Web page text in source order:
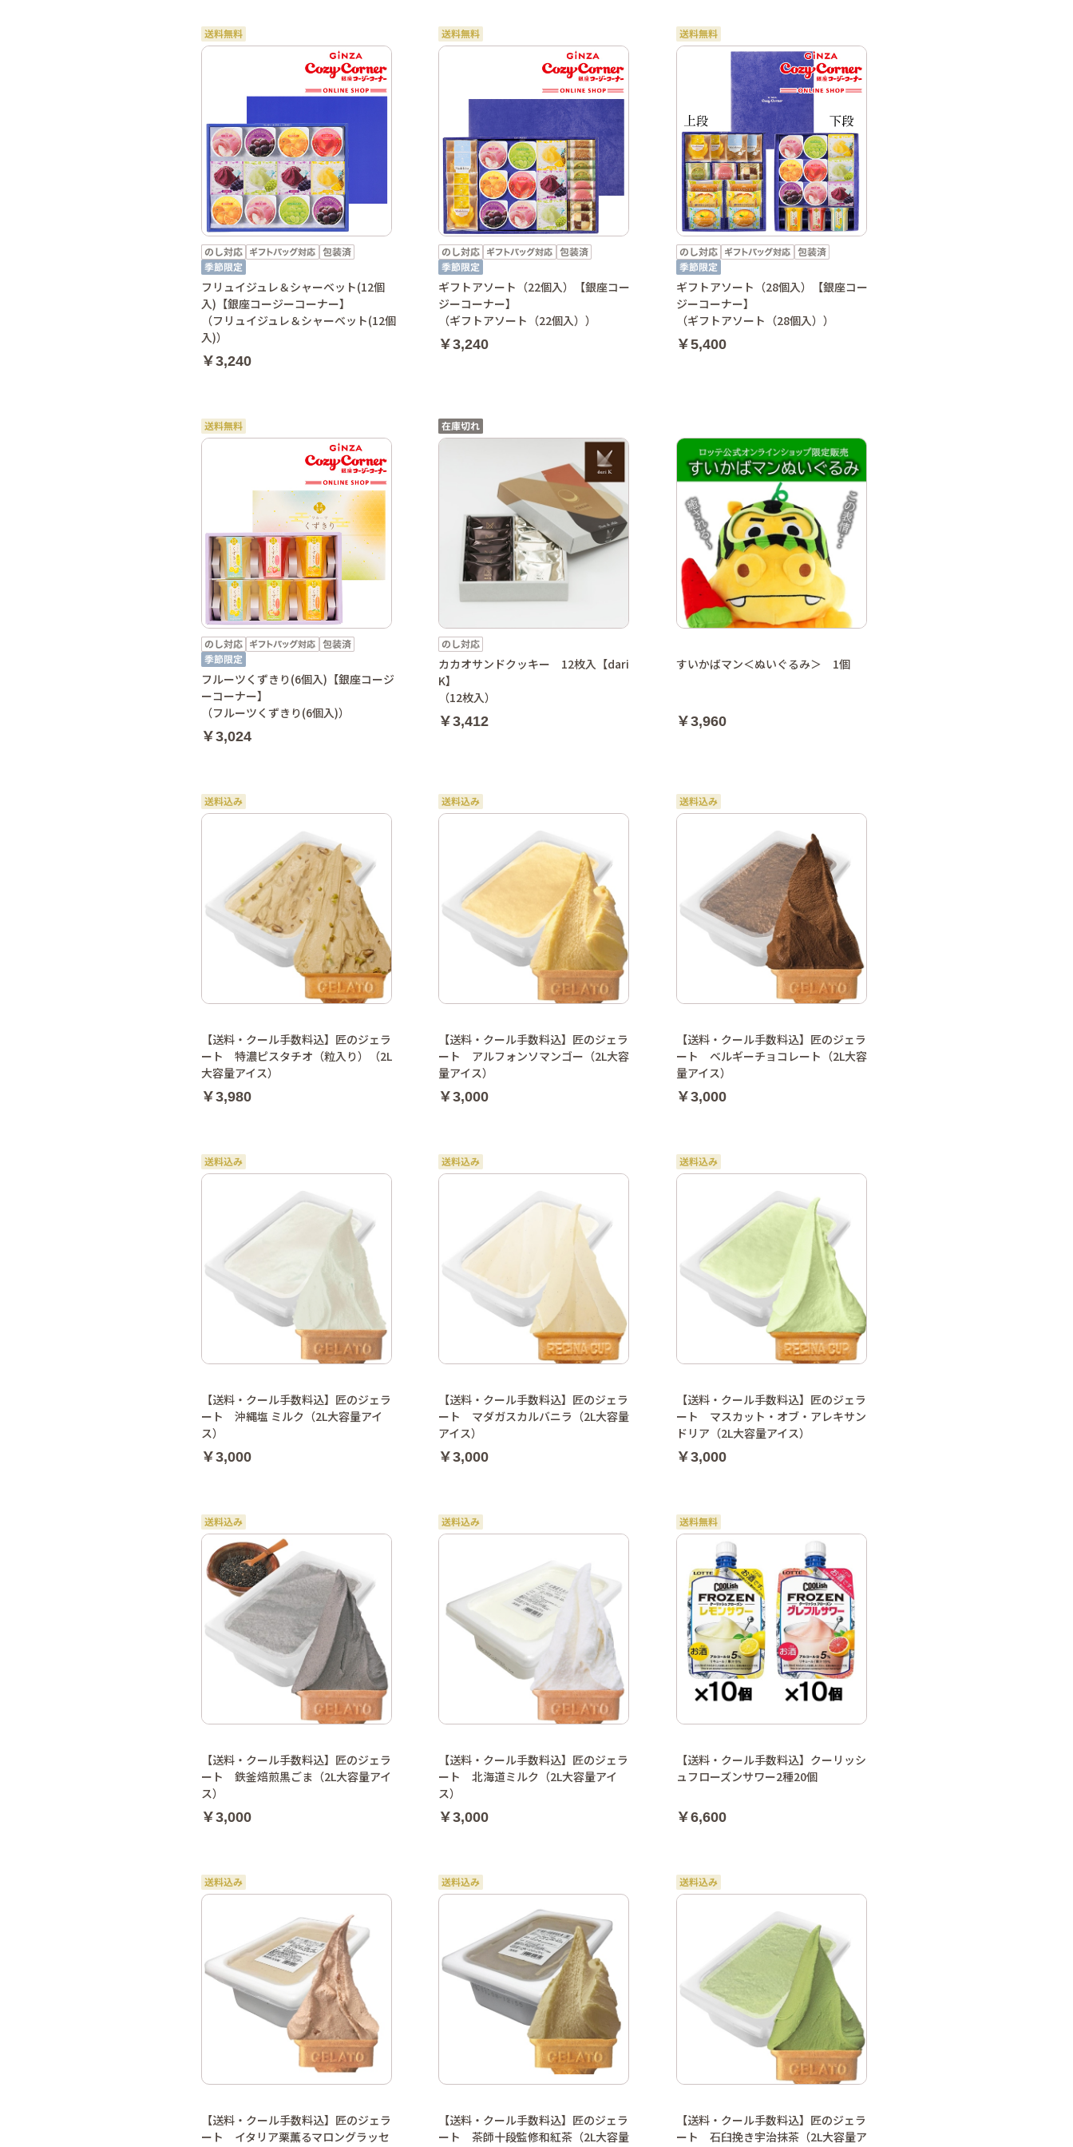
フリュイジュレ＆シャーベット(12個
入)【銀座コージーコーナー】
（フリュイジュレ＆シャーベット(12個
入)）
￥3,240
ギフトアソート（22個入）【銀座コー
ジーコーナー】
（ギフトアソート（22個入））
￥3,240
ギフトアソート（28個入）【銀座コー
ジーコーナー】
（ギフトアソート（28個入））
￥5,400
フルーツくずきり(6個入)【銀座コージ
ーコーナー】
（フルーツくずきり(6個入)）
￥3,024
カカオサンドクッキー 12枚入【dari
K】
（12枚入）
￥3,412
すいかばマン＜ぬいぐるみ＞ 1個
￥3,960
【送料・クール手数料込】匠のジェラ
ート 特濃ピスタチオ（粒入り）（2L
大容量アイス）
￥3,980
【送料・クール手数料込】匠のジェラ
ート アルフォンソマンゴー（2L大容
量アイス）
￥3,000
【送料・クール手数料込】匠のジェラ
ート ベルギーチョコレート（2L大容
量アイス）
￥3,000
【送料・クール手数料込】匠のジェラ
ート 沖縄塩 ミルク（2L大容量アイ
ス）
￥3,000
【送料・クール手数料込】匠のジェラ
ート マダガスカルバニラ（2L大容量
アイス）
￥3,000
【送料・クール手数料込】匠のジェラ
ート マスカット・オブ・アレキサン
ドリア（2L大容量アイス）
￥3,000
【送料・クール手数料込】匠のジェラ
ート 鉄釜焙煎黒ごま（2L大容量アイ
ス）
￥3,000
【送料・クール手数料込】匠のジェラ
ート 北海道ミルク（2L大容量アイ
ス）
￥3,000
【送料・クール手数料込】クーリッシ
ュフローズンサワー2種20個
￥6,600
【送料・クール手数料込】匠のジェラ
ート イタリア栗薫るマロングラッセ
【送料・クール手数料込】匠のジェラ
ート 茶師十段監修和紅茶（2L大容量
【送料・クール手数料込】匠のジェラ
ート 石臼挽き宇治抹茶（2L大容量ア